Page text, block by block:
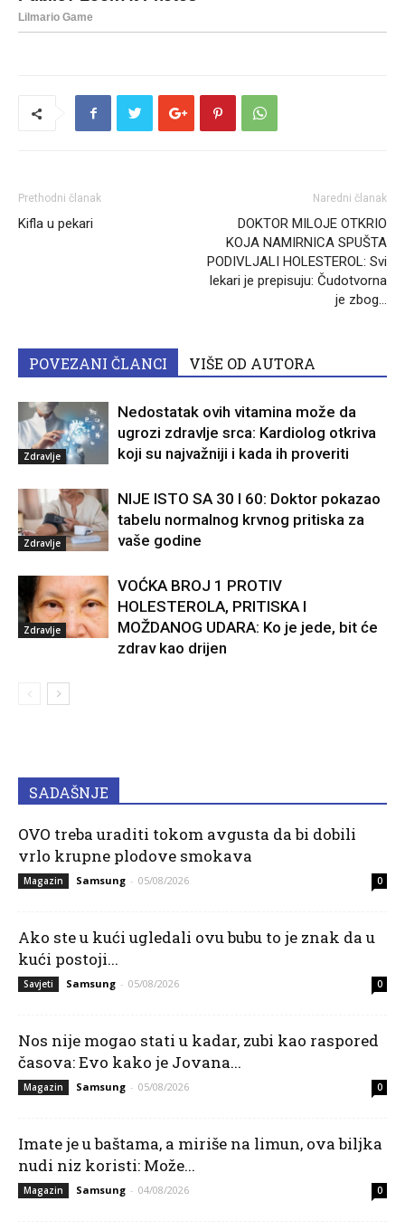
Prethodni članak
Kifla u pekari
Naredni članak
DOKTOR MILOJE OTKRIO
KOJA NAMIRNICA SPUŠTA
PODIVLJALI HOLESTEROL: Svi
lekari je prepisuju: Čudotvorna
je zbog…
POVEZANI ČLANCI VIŠE OD AUTORA
Zdravlje
Nedostatak ovih vitamina može da
ugrozi zdravlje srca: Kardiolog otkriva
koji su najvažniji i kada ih proveriti
Zdravlje
NIJE ISTO SA 30 I 60: Doktor pokazao
tabelu normalnog krvnog pritiska za
vaše godine
Zdravlje
VOĆKA BROJ 1 PROTIV
HOLESTEROLA, PRITISKA I
MOŽDANOG UDARA: Ko je jede, bit će
zdrav kao drijen
SADAŠNJE
OVO treba uraditi tokom avgusta da bi dobili
vrlo krupne plodove smokava
Magazin Samsung - 05/08/2026 0
Ako ste u kući ugledali ovu bubu to je znak da u
kući postoji...
Savjeti Samsung - 05/08/2026 0
Nos nije mogao stati u kadar, zubi kao raspored
časova: Evo kako je Jovana...
Magazin Samsung - 05/08/2026 0
Imate je u baštama, a miriše na limun, ova biljka
nudi niz koristi: Može...
Magazin Samsung - 04/08/2026 0